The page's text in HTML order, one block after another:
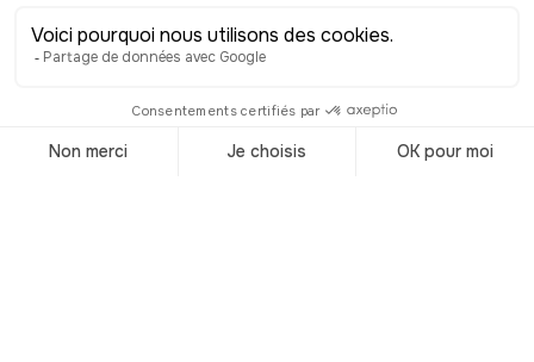
façade sur rue, les intérieurs ont, eux
aussi, été décorés avec soin : escalier
imposant, pièces richement meublées,
étonnamment, il n’y a pas de couloirs